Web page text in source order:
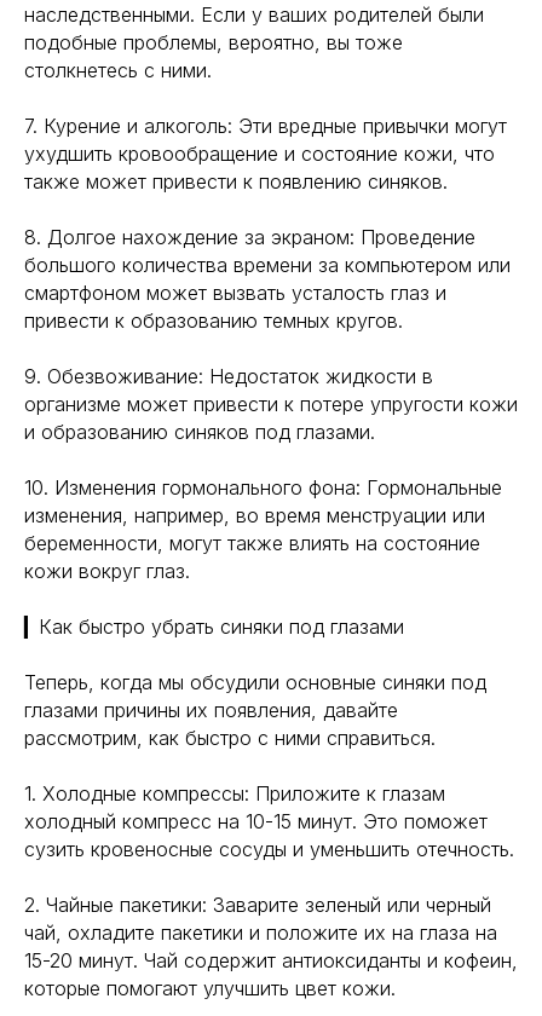
наследственными. Если у ваших родителей были
подобные проблемы, вероятно, вы тоже
столкнетесь с ними.
7. Курение и алкоголь: Эти вредные привычки могут
ухудшить кровообращение и состояние кожи, что
также может привести к появлению синяков.
8. Долгое нахождение за экраном: Проведение
большого количества времени за компьютером или
смартфоном может вызвать усталость глаз и
привести к образованию темных кругов.
9. Обезвоживание: Недостаток жидкости в
организме может привести к потере упругости кожи
и образованию синяков под глазами.
10. Изменения гормонального фона: Гормональные
изменения, например, во время менструации или
беременности, могут также влиять на состояние
кожи вокруг глаз.
▎Как быстро убрать синяки под глазами
Теперь, когда мы обсудили основные синяки под
глазами причины их появления, давайте
рассмотрим, как быстро с ними справиться.
1. Холодные компрессы: Приложите к глазам
холодный компресс на 10-15 минут. Это поможет
сузить кровеносные сосуды и уменьшить отечность.
2. Чайные пакетики: Заварите зеленый или черный
чай, охладите пакетики и положите их на глаза на
15-20 минут. Чай содержит антиоксиданты и кофеин,
которые помогают улучшить цвет кожи.